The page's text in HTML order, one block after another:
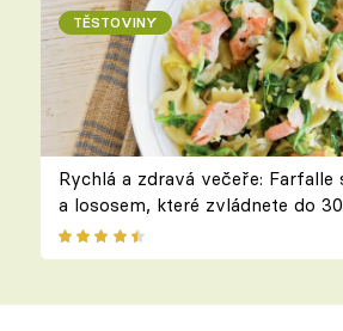
TĚSTOVINY
Rychlá a zdravá večeře: Farfalle
a lososem, které zvládnete do